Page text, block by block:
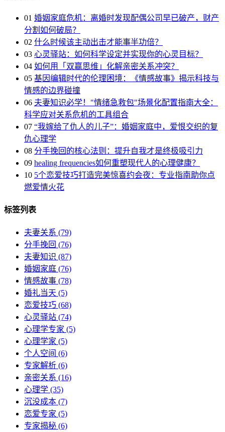
01 婚姻家庭危机：离婚时发现配偶公司早已破产，财产
分割如何破局？
02 什么时候该主动出击才能事半功倍？
03 心灵驿站：如何科学设定并实现你的心灵目标？
04 如何用「双赢思维」化解亲密关系冲突？
05 基因编辑时代的伦理困境：《情感故事》揭示科技与
情感的边界碰撞
06 夫妻知识必学！"情绪急救包"场景化配置指南大全：
科学应对关系危机的工具组合
07 “我嫁给了仇人的儿子”：婚姻家庭中，爱恨交织的复
仇心理学
08 分手挽回的核心法则：提升自我才是终极吸引力
09 healing frequencies如何重塑现代人的心理健康？
10 5个恋爱技巧打造完美惊喜约会夜：专业指南助你点
燃爱情火花
标签列表
夫妻关系 (79)
分手挽回 (76)
夫妻知识 (87)
婚姻家庭 (76)
情感故事 (78)
婚礼当天 (5)
恋爱技巧 (68)
心灵驿站 (74)
心理学专家 (5)
心理学家 (5)
个人空间 (6)
专家解析 (6)
亲密关系 (16)
心理学 (35)
沉没成本 (7)
恋爱专家 (5)
专家揭秘 (6)